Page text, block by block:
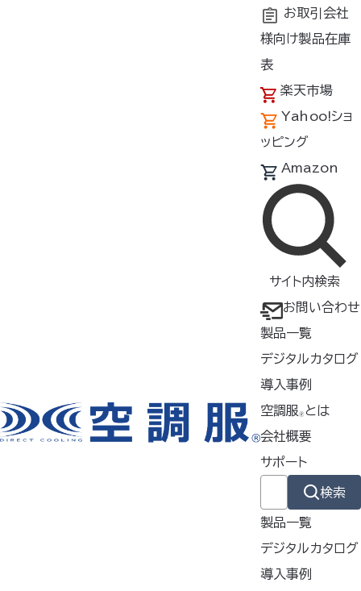
お取引会社
様向け製品在庫
表
楽天市場
Yahoo!ショ
ッピング
Amazon
サイト内検索
お問い合わせ
製品一覧
デジタルカタログ
導入事例
空調服🄬 とは
会社概要
サポート
検索
製品一覧
デジタルカタログ
導入事例
電源ボタンを正しく操作されていない可能性があります。
電源ボタンを長押しして、バッテリーのLEDランプが点灯
PICOBT1SB、FF0001は、バッテリー起動後もボタン
続けた場合、誤動作防止のため電源が切れます)